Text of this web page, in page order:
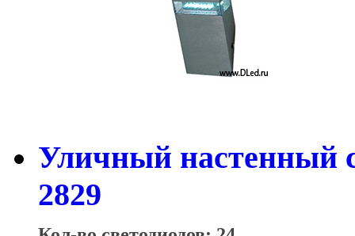
Уличный настенный
2829